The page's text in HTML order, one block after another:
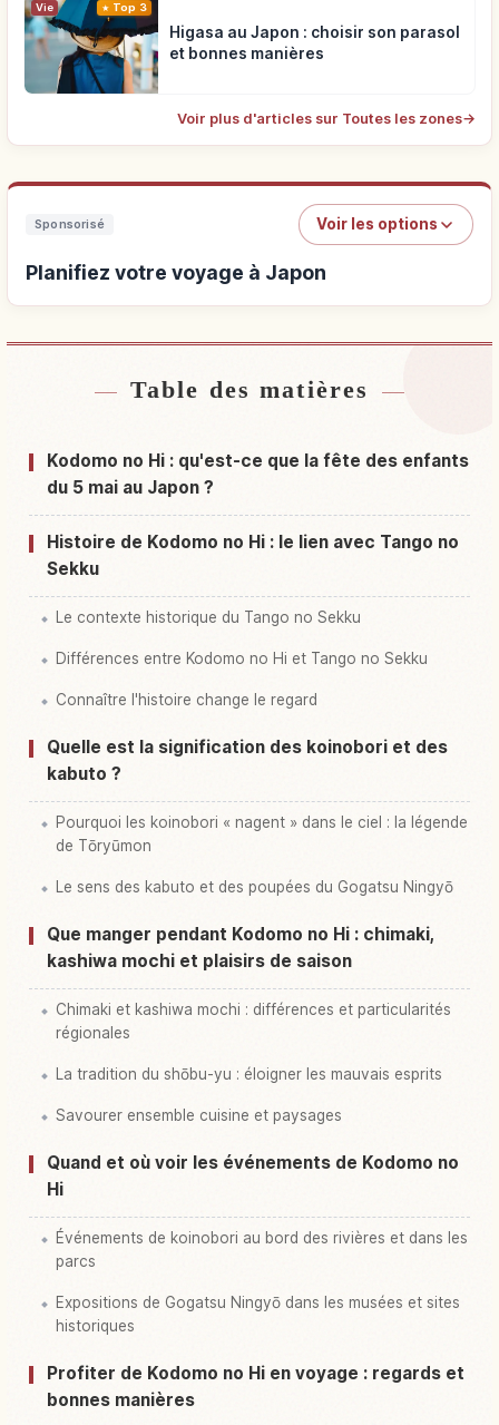
Vie Top 3
Higasa au Japon : choisir son parasol
et bonnes manières
Voir plus d'articles sur Toutes les zones→
Sponsorisé Voir les options
Planifiez votre voyage à Japon
Hébergements près de Japon
Activités à Japon↗
Table des matières
Kodomo no Hi : qu'est-ce que la fête des enfants
du 5 mai au Japon ?
Histoire de Kodomo no Hi : le lien avec Tango no
Sekku
Le contexte historique du Tango no Sekku
Différences entre Kodomo no Hi et Tango no Sekku
Connaître l'histoire change le regard
Quelle est la signification des koinobori et des
kabuto ?
Pourquoi les koinobori « nagent » dans le ciel : la légende
de Tōryūmon
Le sens des kabuto et des poupées du Gogatsu Ningyō
Que manger pendant Kodomo no Hi : chimaki,
kashiwa mochi et plaisirs de saison
Chimaki et kashiwa mochi : différences et particularités
régionales
La tradition du shōbu-yu : éloigner les mauvais esprits
Savourer ensemble cuisine et paysages
Quand et où voir les événements de Kodomo no
Hi
Événements de koinobori au bord des rivières et dans les
parcs
Expositions de Gogatsu Ningyō dans les musées et sites
historiques
Profiter de Kodomo no Hi en voyage : regards et
bonnes manières